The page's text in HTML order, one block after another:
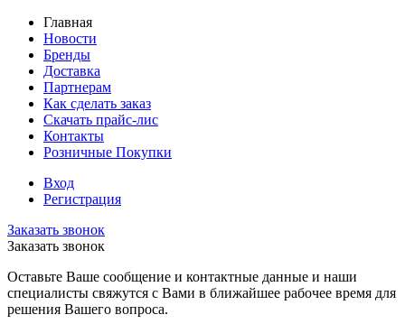
Главная
Новости
Бренды
Доставка
Партнерам
Как сделать заказ
Скачать прайс-лис
Контакты
Розничные Покупки
Вход
Регистрация
Заказать звонок
Заказать звонок
Оставьте Ваше сообщение и контактные данные и наши
специалисты свяжутся с Вами в ближайшее рабочее время для
решения Вашего вопроса.